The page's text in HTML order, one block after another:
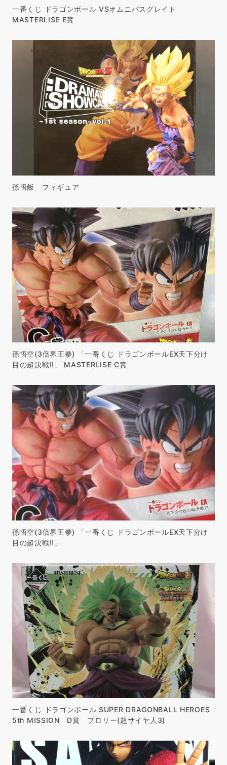
一番くじ ドラゴンボール VSオムニバスグレイト
MASTERLISE E賞
孫悟飯 フィギュア
孫悟空(3倍界王拳) 「一番くじ ドラゴンボールEX天下分け
目の超決戦!!」 MASTERLISE C賞
孫悟空(3倍界王拳) 「一番くじ ドラゴンボールEX天下分け
目の超決戦!!」
一番くじ ドラゴンボール SUPER DRAGONBALL HEROES
5th MISSION D賞 ブロリー(超サイヤ人3)